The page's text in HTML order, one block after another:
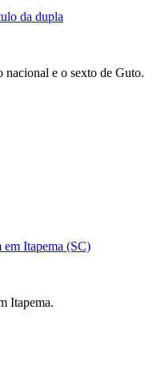
da dupla
e o sexto de Guto.
em Itapema (SC)
Itapema.